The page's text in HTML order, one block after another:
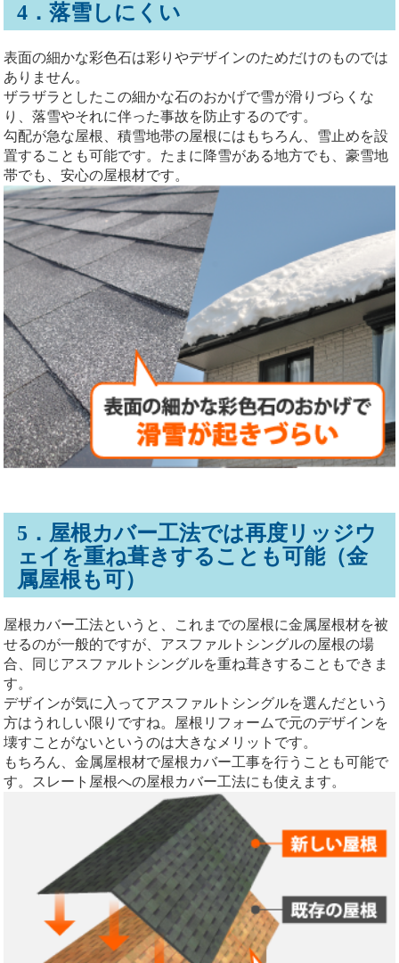
4．落雪しにくい
表面の細かな彩色石は彩りやデザインのためだけのものでは
ありません。
ザラザラとしたこの細かな石のおかげで雪が滑りづらくな
り、落雪やそれに伴った事故を防止するのです。
勾配が急な屋根、積雪地帯の屋根にはもちろん、雪止めを設
置することも可能です。たまに降雪がある地方でも、豪雪地
帯でも、安心の屋根材です。
5．屋根カバー工法では再度リッジウ
ェイを重ね葺きすることも可能（金
属屋根も可）
屋根カバー工法というと、これまでの屋根に金属屋根材を被
せるのが一般的ですが、アスファルトシングルの屋根の場
合、同じアスファルトシングルを重ね葺きすることもできま
す。
デザインが気に入ってアスファルトシングルを選んだという
方はうれしい限りですね。屋根リフォームで元のデザインを
壊すことがないというのは大きなメリットです。
もちろん、金属屋根材で屋根カバー工事を行うことも可能で
す。スレート屋根への屋根カバー工法にも使えます。